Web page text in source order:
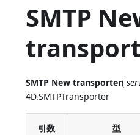
SMTP
SMTP New transporter(
4D.SMTPTransporter
引数 型